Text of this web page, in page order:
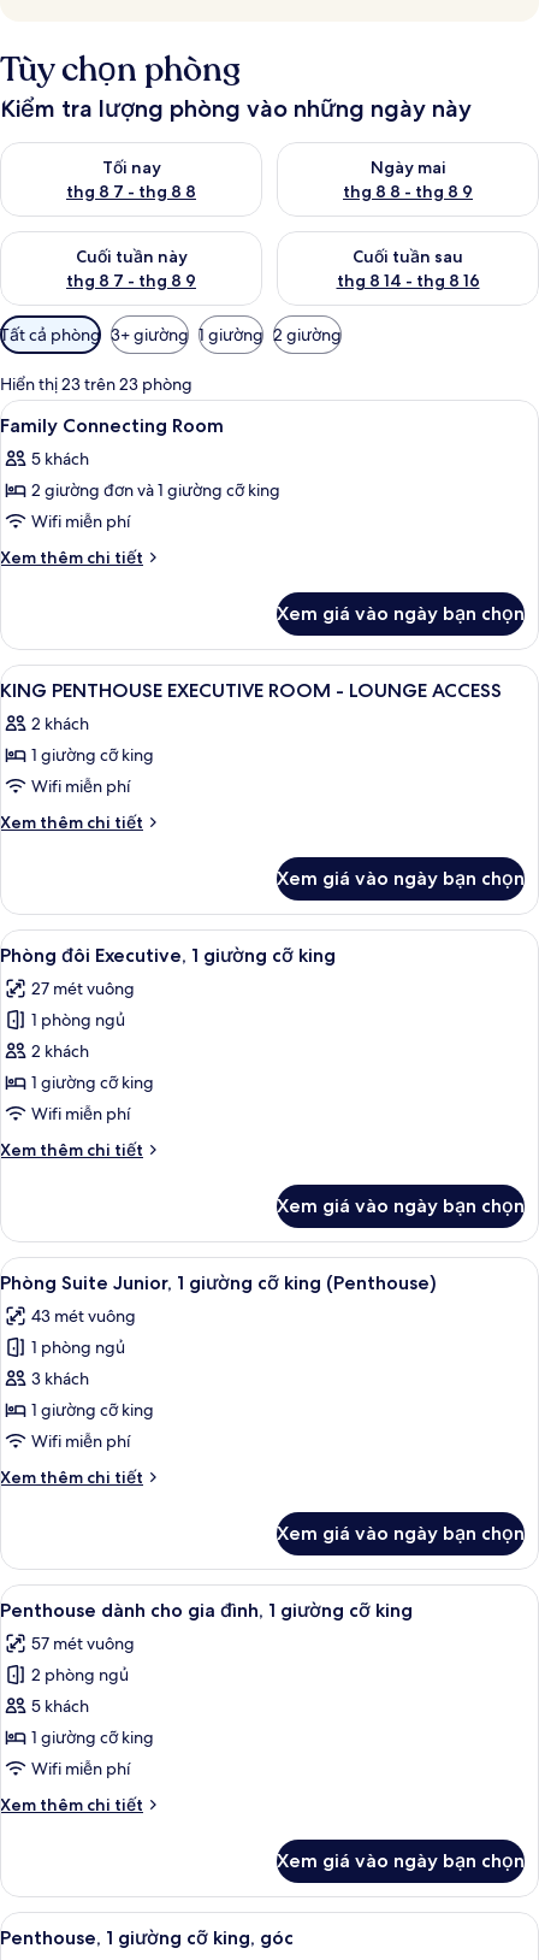
Tùy chọn phòng
Kiểm tra lượng phòng vào những ngày này
Tối nay
thg 8 7 - thg 8 8
Kiểm tra lượng phòng tối nay từ thg 8 7 - thg 8 8
Ngày mai
thg 8 8 - thg 8 9
Kiểm tra lượng phòng ngày
Cuối tuần này
thg 8 7 - thg 8 9
Kiểm tra lượng phòng cuối tuần này từ thg 8 7 - thg 8 9
Cuối tuần sau
thg 8 14 - thg 8 16
Kiểm tra lượng phòng cuối
Bộ
lọc
có
thể
dùng
để
lọc
tìm
phòng
Tất cả phòng 3+ giường 1 giường 2 giường
Hiển thị 23 trên 23 phòng
Xem
tất
cả
ảnh
Family
Connecting
Bộ đồ giường cao cấp, két bảo mật
7
Family Connecting Room
5 khách
2 giường đơn và 1 giường cỡ king
Wifi miễn phí
Xem thêm chi tiết
Chi
Family
Connecting
Room
Xem giá vào ngày bạn chọn
Xem
tất
cả
ảnh
KING
PENTHOUSE
-
LOUNGE
ACCESS
Bộ đồ giường cao cấp, két bảo mật
17
KING PENTHOUSE EXECUTIVE ROOM - LOUNGE ACCESS
2 khách
1 giường cỡ king
Wifi miễn phí
Xem thêm chi tiết
Chi
KING
PENTHOUSE
EXECUTIVE
ROOM
LOUNGE
Xem giá vào ngày bạn chọn
Xem
tất
cả
ảnh
Phòng
đôi
Executive,
giường
Bộ đồ giường cao cấp, két bảo mật
8
Phòng đôi Executive, 1 giường cỡ king
27 mét vuông
1 phòng ngủ
2 khách
1 giường cỡ king
Wifi miễn phí
Xem thêm chi tiết
Chi
Phòng
đôi
Executive,
giường
cỡ
Xem giá vào ngày bạn chọn
Xem
tất
cả
ảnh
Phòng
Suite
Junior,
giường
(Penthouse)
Phòng Suite Junior, 1 giường cỡ
10
Phòng Suite Junior, 1 giường cỡ king (Penthouse)
43 mét vuông
1 phòng ngủ
3 khách
1 giường cỡ king
Wifi miễn phí
Xem thêm chi tiết
Chi
Phòng
Suite
Junior,
giường
cỡ
(Penthouse)
Xem giá vào ngày bạn chọn
Xem
tất
cả
ảnh
Penthouse
dành
cho
đình,
cỡ
king
Penthouse dành cho gia đình, 1
12
Penthouse dành cho gia đình, 1 giường cỡ king
57 mét vuông
2 phòng ngủ
5 khách
1 giường cỡ king
Wifi miễn phí
Xem thêm chi tiết
Chi
Penthouse
dành
cho
Xem giá vào ngày bạn chọn
Xem
tất
Penthouse, 1 giường cỡ king, góc |
8
Penthouse, 1 giường cỡ king, góc